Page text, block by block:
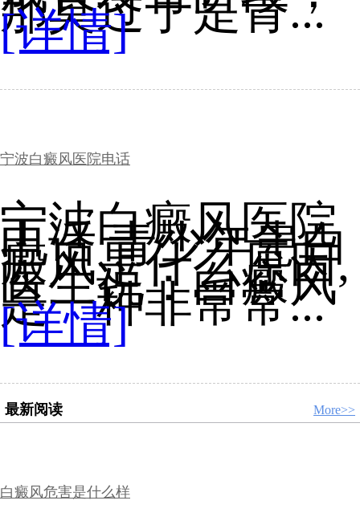
那莫过于是青...
[详情]
宁波白癜风医院电话
宁波白癜风医院
电话 青少年患白
癜风是什么原因,
医生说：白癜风
是一种非常常...
[详情]
最新阅读 More>>
白癜风危害是什么样